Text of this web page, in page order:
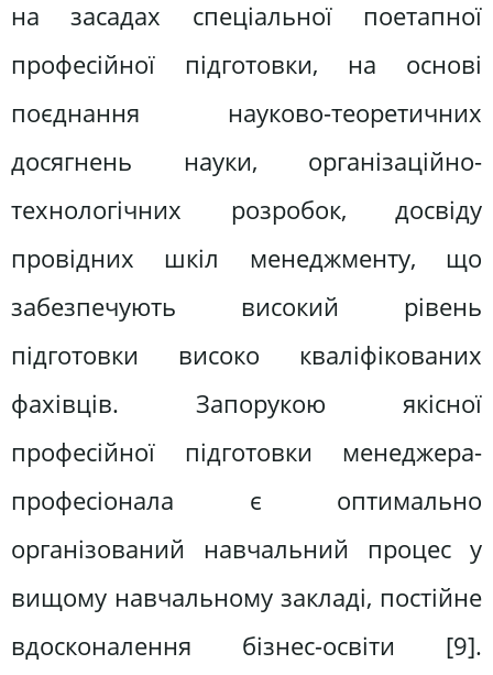
на засадах спеціальної поетапної
професійної підготовки, на основі
поєднання науково-теоретичних
досягнень науки, організаційно-
технологічних розробок, досвіду
провідних шкіл менеджменту, що
забезпечують високий рівень
підготовки високо кваліфікованих
фахівців. Запорукою якісної
професійної підготовки менеджера-
професіонала є оптимально
організований навчальний процес у
вищому навчальному закладі, постійне
вдосконалення бізнес-освіти [9].